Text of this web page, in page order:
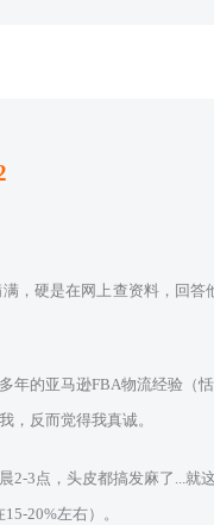
，硬是在网上查资料，回
的亚马逊FBA物流经验（
，反而觉得我真诚。
3点，头皮都搞发麻了...就
20%左右）。